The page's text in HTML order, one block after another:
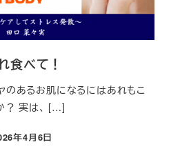
食べて！
のあるお肌になるにはあれもこ
？ 実は、 […]
日
年4月6日